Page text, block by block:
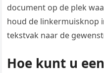
document op de plek
houd de linkermuisknop
tekstvak naar de
Hoe kunt u